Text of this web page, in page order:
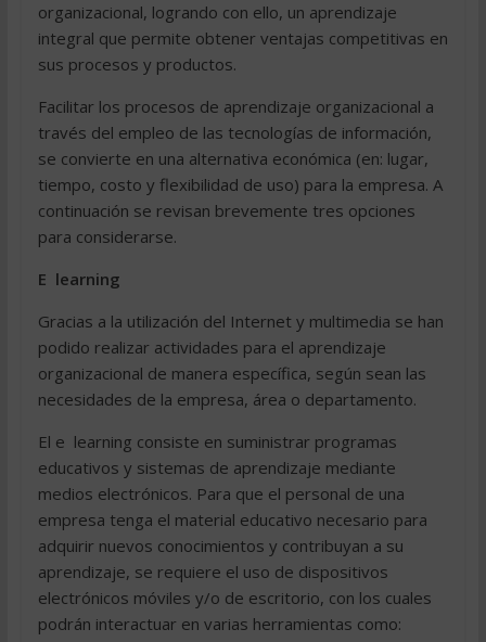
organizacional, logrando con ello, un aprendizaje
integral que permite obtener ventajas competitivas en
sus procesos y productos.
Facilitar los procesos de aprendizaje organizacional a
través del empleo de las tecnologías de información,
se convierte en una alternativa económica (en: lugar,
tiempo, costo y flexibilidad de uso) para la empresa. A
continuación se revisan brevemente tres opciones
para considerarse.
E  learning
Gracias a la utilización del Internet y multimedia se han
podido realizar actividades para el aprendizaje
organizacional de manera específica, según sean las
necesidades de la empresa, área o departamento.
El e  learning consiste en suministrar programas
educativos y sistemas de aprendizaje mediante
medios electrónicos. Para que el personal de una
empresa tenga el material educativo necesario para
adquirir nuevos conocimientos y contribuyan a su
aprendizaje, se requiere el uso de dispositivos
electrónicos móviles y/o de escritorio, con los cuales
podrán interactuar en varias herramientas como: